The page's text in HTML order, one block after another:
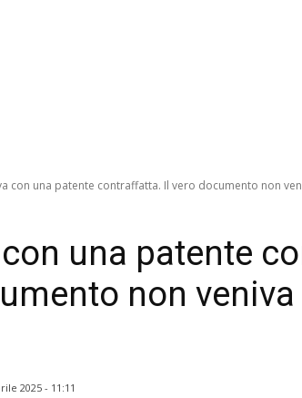
con una patente contraffatta. Il vero documento non
una patente
non
2025 - 11:11